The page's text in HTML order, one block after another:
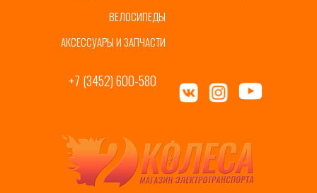
АКСЕССУАРЫ И ЗАПЧАСТИ
+7 (3452) 600-580
ВЕЛОСИПЕДЫ